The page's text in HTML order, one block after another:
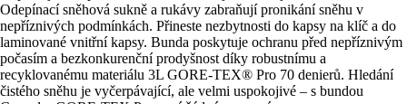
Odepínací sněhová sukně a rukávy zabraňují pronikání sněhu v
nepříznivých podmínkách. Přineste nezbytnosti do kapsy na klíč a do
laminované vnitřní kapsy. Bunda poskytuje ochranu před nepříznivým
počasím a bezkonkurenční prodyšnost díky robustnímu a
recyklovanému materiálu 3L GORE-TEX® Pro 70 denierů. Hledání
čistého sněhu je vyčerpávající, ale velmi uspokojivé – s bundou